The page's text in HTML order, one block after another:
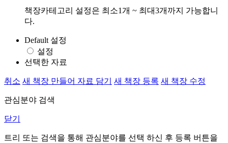
책장카테고리 설정은 최소1개 ~ 최대3개까지 가능합니
다.
Default 설정
설정
선택한 자료
취소 새 책장 만들어 자료 담기 새 책장 등록 새 책장 수정
관심분야 검색
닫기
트리 또는 검색을 통해 관심분야를 선택 하신 후 등록 버튼을